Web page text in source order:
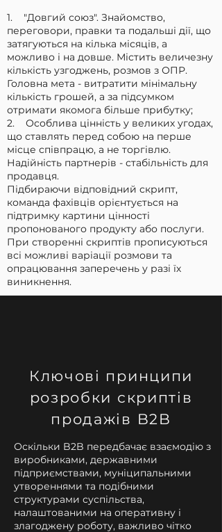
1. "Довгий союз". Знайомство,
переговори, правки та подальші дії, що
затягуються на кілька місяців, а
можливо і на довше. Містить величезну
кількість узгоджень, розмов з ОПР.
Головна мета - витратити мінімальну
кількість грошей, а за підсумком
отримати якомога більше прибутку;
2. Особлива цінність у великих угодах,
що ставлять перед собою на перше
місце співпрацю, а не торгівлю.
Надійність партнерів - стабільність для
продавця.
Підбираючи відповідний скрипт,
команда фахівців орієнтується на
підтримку картини цінності
пропонованого продукту або послуги.
При створенні скриптів прописуються
всі можливі варіації розмови та
опрацювання заперечень у разі їх
виникнення.
Ключові принципи
розробки скриптів
продажів B2B
Оскільки B2B передбачає взаємодію з
виробниками, державними
підприємствами, муніципальними
утвореннями та подібними
структурами суспільства,
налаштованими на оперативну і
злагоджену роботу, важливо чітко